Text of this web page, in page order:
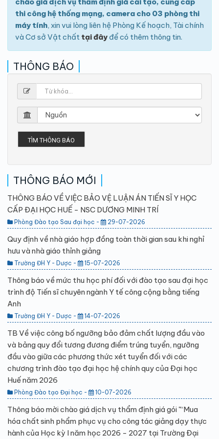
thi công hệ thống mạng, camera cho 03 phòng thi
máy tính, xin vui lòng liên hệ Phòng Kế hoạch, Tài chính
và Cơ sở Vật chất tại đây để có thêm thông tin.
THÔNG BÁO
TÌM THÔNG BÁO
THÔNG BÁO MỚI
THÔNG BÁO VỀ VIỆC BẢO VỆ LUẬN ÁN TIẾN SĨ Y HỌC
CẤP ĐẠI HỌC HUẾ - NSC DƯƠNG MINH TRÍ
Phòng Đào tạo Sau đại học - 29-07-2026
Quy định về nhà giáo hợp đồng toàn thời gian sau khi nghỉ
hưu và nhà giáo thỉnh giảng
Trường ĐH Y - Dược - 15-07-2026
Thông báo về mức thu học phí đối với đào tạo sau đại học
trình độ Tiến sĩ chuyên ngành Y tế công cộng bằng tiếng
Anh
Trường ĐH Y - Dược - 14-07-2026
TB Về việc công bố ngưỡng bảo đảm chất lượng đầu vào
và bảng quy đổi tương đương điểm trúng tuyển, ngưỡng
đầu vào giữa các phương thức xét tuyển đối với các
chương trình đào tạo đại học hệ chính quy của Đại học
Huế năm 2026
Phòng Đào tạo Đại học - 10-07-2026
Thông báo mời chào giá dịch vụ thẩm định giá gói "“Mua
hóa chất sinh phẩm phục vụ cho công tác giảng dạy thực
hành của Học kỳ I năm học 2026 - 2027 tại Trường Đại